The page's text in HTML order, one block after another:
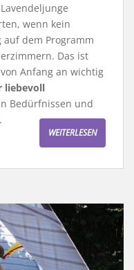
wenn kein
dem Programm
Das ist
Anfang an wichtig
liebevoll
Bedürfnissen und
WEITERLESEN